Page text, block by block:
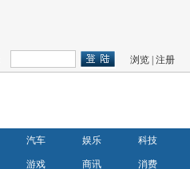
浏览 |注册
汽车 娱乐 科技
游戏 商讯 消费